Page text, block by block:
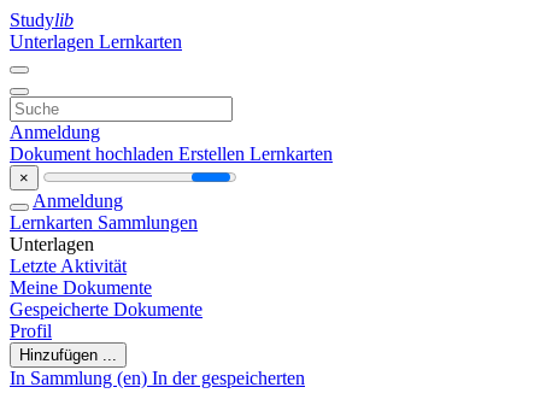
Studylib
Unterlagen Lernkarten
Anmeldung
Dokument hochladen Erstellen Lernkarten
×
Anmeldung
Lernkarten Sammlungen
Unterlagen
Letzte Aktivität
Meine Dokumente
Gespeicherte Dokumente
Profil
Hinzufügen ...
In Sammlung (en) In der gespeicherten